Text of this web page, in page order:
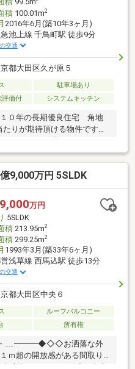
積99.5m
積100.01m2
2016年6月(築10年3ヶ月)
池上線 千鳥町駅 徒歩9分
交通
都大田区久が原５
駐車場あり
評価付 システムキッチン
０年の長期優良住宅 角地
りが期待頂ける物件です。
ェック/リビングのフローリ
クロス一部張替えなど室内と
ベーション施してあります
存住宅瑕疵保険5年(給排水
。◆創建ホームズ施工の建
よる旧分譲住宅になります♪
9,000万円 5SLDK
万円
5SLDK
積213.95m2
積299.25m2
1993年3月(築33年6ヶ月)
浅草線 西馬込駅 徒歩13分
交通
都大田区中央６
ルーフバルコニー
所有権
‥…━━━◆◇◇お洒落な外
ｍ超の開放感がある間取り